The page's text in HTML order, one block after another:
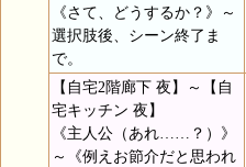
《さて、どうするか？》～
選択肢後、シーン終了ま
で。
【自宅2階廊下 夜】～【自
宅キッチン 夜】
《主人公（あれ……？）》
～《例えお節介だと思われ